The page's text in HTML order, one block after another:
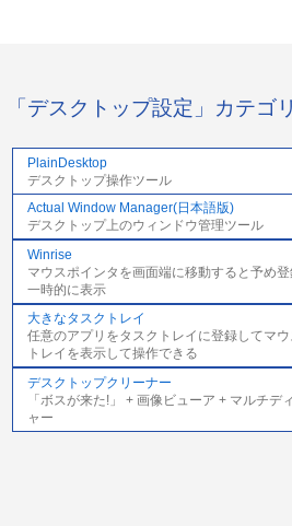
「デスクトップ設定」カテゴ
PlainDesktop
デスクトップ操作ツール
Actual Window Manager(日本語版)
デスクトップ上のウィンドウ管理ツール
Winrise
マウスポインタを画面端に移動すると予め
一時的に表示
大きなタスクトレイ
任意のアプリをタスクトレイに登録してマ
トレイを表示して操作できる
デスクトップクリーナー
「ボスが来た!」 + 画像ビューア + マルチデ
ャー